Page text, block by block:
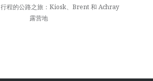
程的公路之旅：Kiosk、Brent 和 Achray
露营地